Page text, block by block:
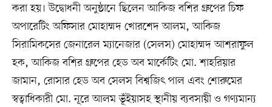
করা হয়। উদ্বোধনী অনুষ্ঠানে ছিলেন আকিজ বশির গ্রুপের চিফ
অপারেটিং অফিসার মোহাম্মদ খোরশেদ আলম, আকিজ
সিরামিকসের জেনারেল ম্যানেজার (সেলস) মোহাম্মদ আশরাফুল
হক, আকিজ বশির গ্রুপের হেড অব মার্কেটিং মো. শাহরিয়ার
জামান, রোসার হেড অব সেলস বিশ্বজিৎ পাল এবং শোরুমের
স্বত্বাধিকারী মো. নূরে আলম ভূঁইয়াসহ স্থানীয় ব্যবসায়ী ও গণ্যমান্য